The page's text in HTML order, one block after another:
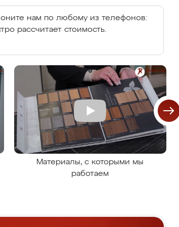
нам по любому из телефонов:
рассчитает стоимость.
Материалы, с которыми мы
работаем